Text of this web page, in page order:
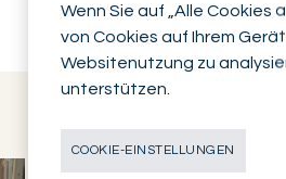
Wenn Sie auf „Alle Cookies
von Cookies auf Ihrem
Websitenutzung zu
unterstützen.
COOKIE-EINSTELLUNGEN